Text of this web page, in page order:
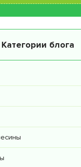
Категории блога